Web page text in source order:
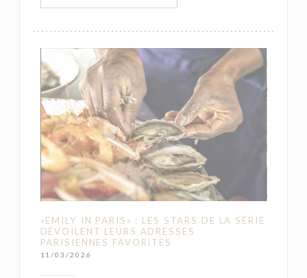
«EMILY IN PARIS» : LES STARS DE LA SÉRIE
DÉVOILENT LEURS ADRESSES
PARISIENNES FAVORITES
11/03/2026